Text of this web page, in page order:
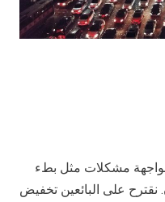
مواجهة مشكلات مثل بطء
نقترح على البائعين تخفيض